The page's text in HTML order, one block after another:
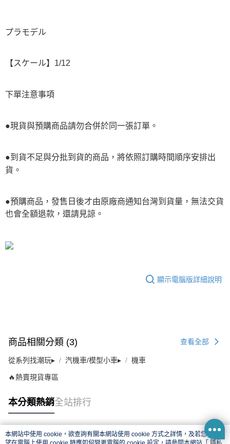
プラモデル
【スケール】1/12
下單注意事項
●現貨與預購商品請勿合併於同一張訂單。
●到貨不足與分批到貨的商品，將依照訂購時間順序安排出
貨。
●預購商品，發售日後才由原廠商通知台灣到貨量，無法交貨
也會全額退款，還請見諒。
顯示電腦版詳細說明
商品相關分類 (3) 查看全部
從系列找潮玩▸ 汽機車/模型小車▸ 機車
🔥熱賣現貨專區
本分類熱銷全站排行
本網站中使用 cookie，欲查詢有關本網站使用 cookie 方式之詳情，及若您不希